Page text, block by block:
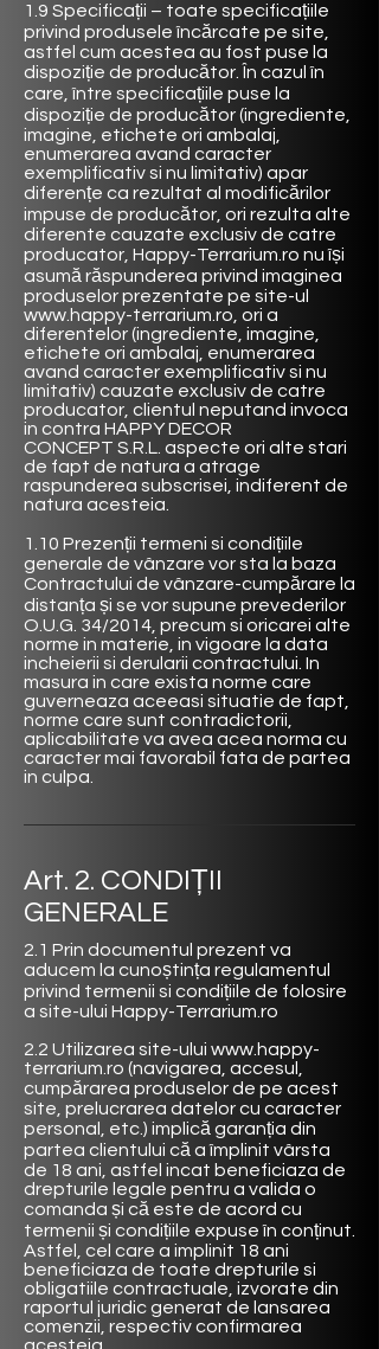
1.9 Specificații – toate specificațiile
privind produsele încărcate pe site,
astfel cum acestea au fost puse la
dispoziție de producător. În cazul în
care, între specificațiile puse la
dispoziție de producător (ingrediente,
imagine, etichete ori ambalaj,
enumerarea avand caracter
exemplificativ si nu limitativ) apar
diferențe ca rezultat al modificărilor
impuse de producător, ori rezulta alte
diferente cauzate exclusiv de catre
producator, Happy-Terrarium.ro nu își
asumă răspunderea privind imaginea
produselor prezentate pe site-ul
www.happy-terrarium.ro, ori a
diferentelor (ingrediente, imagine,
etichete ori ambalaj, enumerarea
avand caracter exemplificativ si nu
limitativ) cauzate exclusiv de catre
producator, clientul neputand invoca
in contra HAPPY DECOR
CONCEPT S.R.L. aspecte ori alte stari
de fapt de natura a atrage
raspunderea subscrisei, indiferent de
natura acesteia.
1.10 Prezenții termeni si condițiile
generale de vânzare vor sta la baza
Contractului de vânzare-cumpărare la
distanța și se vor supune prevederilor
O.U.G. 34/2014, precum si oricarei alte
norme in materie, in vigoare la data
incheierii si derularii contractului. In
masura in care exista norme care
guverneaza aceeasi situatie de fapt,
norme care sunt contradictorii,
aplicabilitate va avea acea norma cu
caracter mai favorabil fata de partea
in culpa.
Art. 2. CONDIȚII
GENERALE
2.1 Prin documentul prezent va
aducem la cunoștința regulamentul
privind termenii si condițiile de folosire
a site-ului Happy-Terrarium.ro
2.2 Utilizarea site-ului www.happy-
terrarium.ro (navigarea, accesul,
cumpărarea produselor de pe acest
site, prelucrarea datelor cu caracter
personal, etc.) implică garanția din
partea clientului că a împlinit vârsta
de 18 ani, astfel incat beneficiaza de
drepturile legale pentru a valida o
comanda și că este de acord cu
termenii și condițiile expuse în conținut.
Astfel, cel care a implinit 18 ani
beneficiaza de toate drepturile si
obligatiile contractuale, izvorate din
raportul juridic generat de lansarea
comenzii, respectiv confirmarea